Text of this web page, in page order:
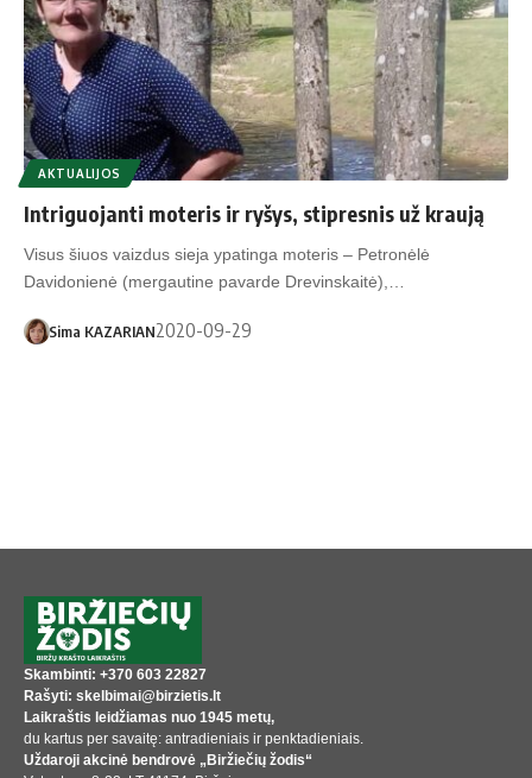
AKTUALIJOS
Intriguojanti moteris ir ryšys, stipresnis už kraują
Visus šiuos vaizdus sieja ypatinga moteris – Petronėlė
Davidonienė (mergautine pavarde Drevinskaitė),…
Sima KAZARIAN2020-09-29
Skambinti: +370 603 22827
Rašyti: skelbimai@birzietis.lt
Laikraštis leidžiamas nuo 1945 metų,
du kartus per savaitę: antradieniais ir penktadieniais.
Uždaroji akcinė bendrovė „Biržiečių žodis“